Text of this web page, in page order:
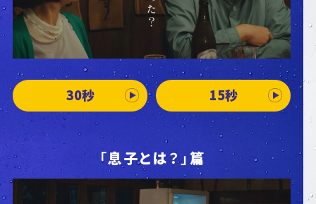
30秒 15秒
「息子とは？」篇